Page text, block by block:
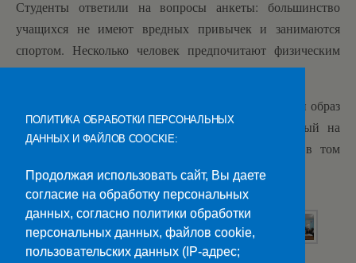
Студенты ответили на вопросы анкеты: большинство
учащихся не имеют вредных привычек и занимаются
спортом. Несколько человек предпочитают физическим
упражнениям компьютерные игры.
Преподаватели напомнили студентам, что здоровый образ
жизни – это образ жизни человека, направленный на
профилактику болезней и укрепление здоровья, в том
числе эмоционального.
ПОЛИТИКА ОБРАБОТКИ ПЕРСОНАЛЬНЫХ
ДАННЫХ И ФАЙЛОВ COOCKIE:
Продолжая использовать сайт, Вы даете
согласие на обработку персональных
данных, согласно политики обработки
персональных данных, файлов cookie,
пользовательских данных (IP-адрес;